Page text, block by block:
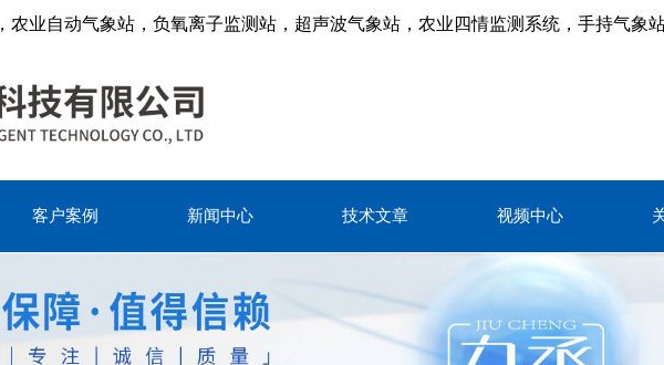
业自动气象站，负氧离子监测站，超声波气象站，农业四情监测系统，手持气象
客户案例 新闻中心 技术文章 视频中心